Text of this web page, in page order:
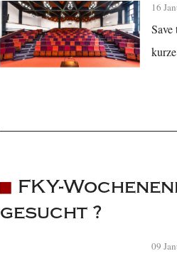
16
FKY-
gesucht ?
09